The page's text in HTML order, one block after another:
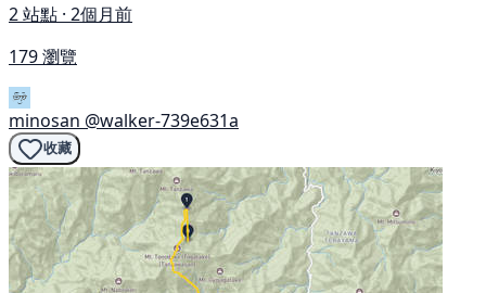
2 站點 · 2個月前
179 瀏覽
minosan @walker-739e631a
收藏